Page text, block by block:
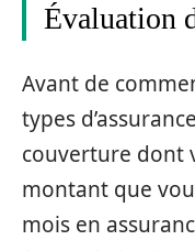
Évaluation
Avant de
types
couverture dont
montant que
mois en